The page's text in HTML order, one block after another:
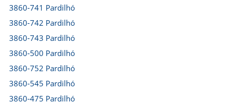
3860-741 Pardilhó
3860-742 Pardilhó
3860-743 Pardilhó
3860-500 Pardilhó
3860-752 Pardilhó
3860-545 Pardilhó
3860-475 Pardilhó